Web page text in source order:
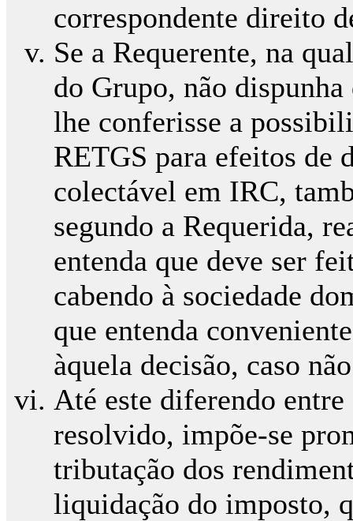
correspondente direito
Se a Requerente, na
do Grupo, não
lhe conferisse a
RETGS para efeitos de
colectável em IRC,
segundo a Requerida,
entenda que deve ser
cabendo à sociedade
que entenda
àquela decisão, caso
Até este diferendo entre
resolvido, impõe-se
tributação dos
liquidação do imposto,